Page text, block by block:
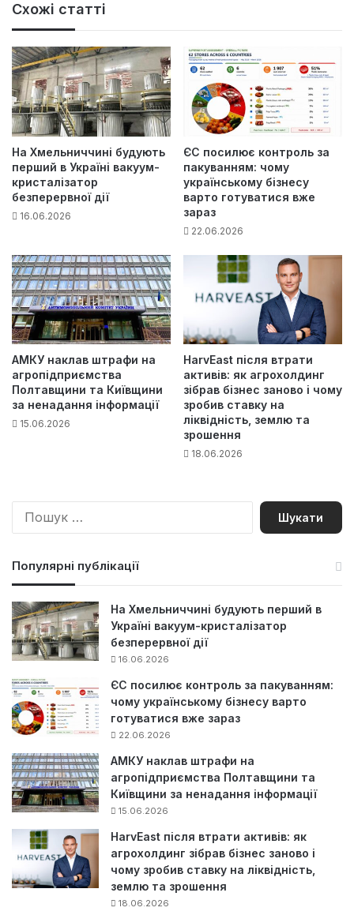
Схожі статті
На Хмельниччині будують
перший в Україні вакуум-
кристалізатор
безперервної дії
16.06.2026
ЄС посилює контроль за
пакуванням: чому
українському бізнесу
варто готуватися вже
зараз
22.06.2026
АМКУ наклав штрафи на
агропідприємства
Полтавщини та Київщини
за ненадання інформації
15.06.2026
HarvEast після втрати
активів: як агрохолдинг
зібрав бізнес заново і чому
зробив ставку на
ліквідність, землю та
зрошення
18.06.2026
П
Популярні публікації
На Хмельниччині будують перший в
Україні вакуум-кристалізатор
безперервної дії
16.06.2026
ЄС посилює контроль за пакуванням:
чому українському бізнесу варто
готуватися вже зараз
22.06.2026
АМКУ наклав штрафи на
агропідприємства Полтавщини та
Київщини за ненадання інформації
15.06.2026
HarvEast після втрати активів: як
агрохолдинг зібрав бізнес заново і
чому зробив ставку на ліквідність,
землю та зрошення
18.06.2026